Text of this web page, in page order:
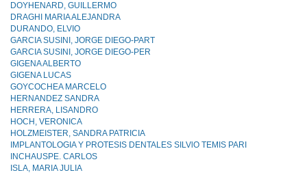
DOYHENARD, GUILLERMO
DRAGHI MARIA ALEJANDRA
DURANDO, ELVIO
GARCIA SUSINI, JORGE DIEGO-PART
GARCIA SUSINI, JORGE DIEGO-PER
GIGENA ALBERTO
GIGENA LUCAS
GOYCOCHEA MARCELO
HERNANDEZ SANDRA
HERRERA, LISANDRO
HOCH, VERONICA
HOLZMEISTER, SANDRA PATRICIA
IMPLANTOLOGIA Y PROTESIS DENTALES SILVlO TEMIS PARI
INCHAUSPE. CARLOS
ISLA, MARIA JULIA